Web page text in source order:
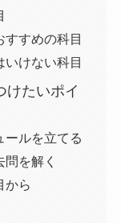
すすめの科目
いけない科目
けたいポイ
ールを立てる
を解く
から